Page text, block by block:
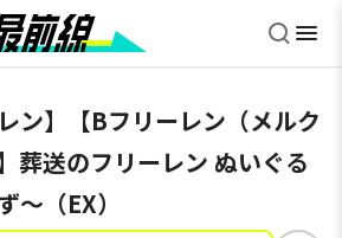
ン】【Bフリーレン（メルク
葬送のフリーレン ぬいぐる
～（EX）